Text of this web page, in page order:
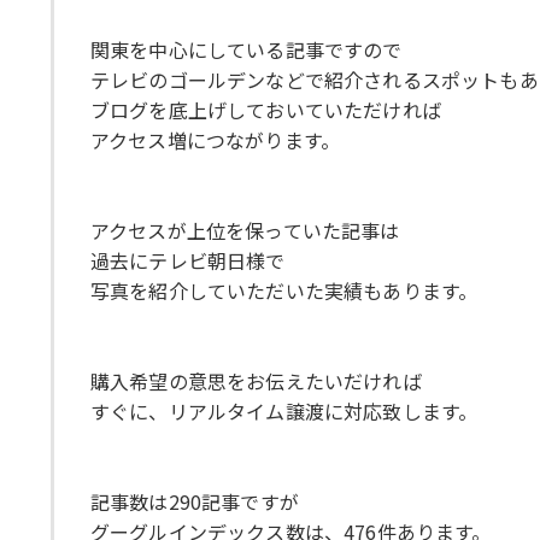
関東を中心にしている記事ですので
テレビのゴールデンなどで紹介されるスポットも
ブログを底上げしておいていただければ
アクセス増につながります。
アクセスが上位を保っていた記事は
過去にテレビ朝日様で
写真を紹介していただいた実績もあります。
購入希望の意思をお伝えたいだければ
すぐに、リアルタイム譲渡に対応致します。
記事数は290記事ですが
グーグルインデックス数は、476件あります。